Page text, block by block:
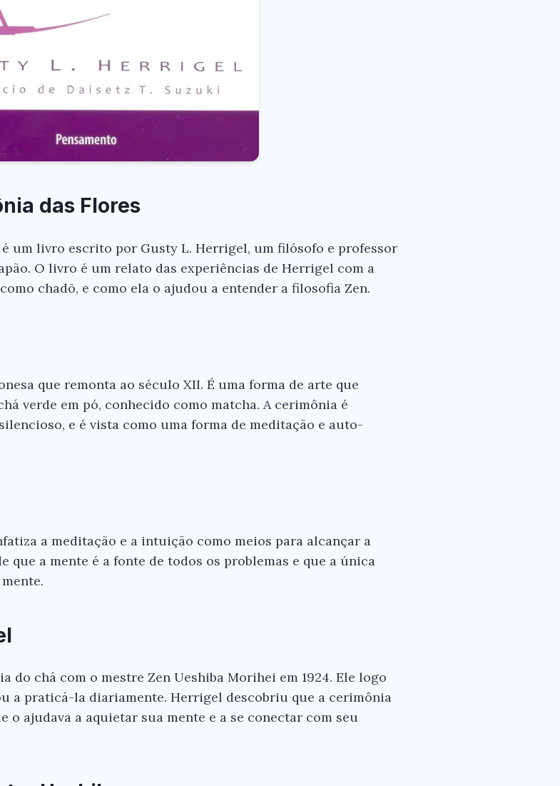
das Flores
um livro escrito por Gusty L. Herrigel, um filósofo e professor
O livro é um relato das experiências de Herrigel com a
chadō, e como ela o ajudou a entender a filosofia Zen.
que remonta ao século XII. É uma forma de arte que
verde em pó, conhecido como matcha. A cerimônia é
e é vista como uma forma de meditação e auto-
a meditação e a intuição como meios para alcançar a
que a mente é a fonte de todos os problemas e que a única
do chá com o mestre Zen Ueshiba Morihei em 1924. Ele logo
a praticá-la diariamente. Herrigel descobriu que a cerimônia
o ajudava a aquietar sua mente e a se conectar com seu
×
Ei, Leitor!
L. Herrigel